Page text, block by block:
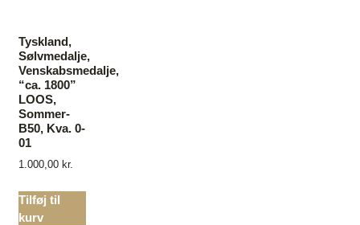
Tyskland,
Sølvmedalje,
Venskabsmedalje,
“ca. 1800”
LOOS,
Sommer-
B50, Kva. 0-
01
1.000,00 kr.
Tilføj til
kurv